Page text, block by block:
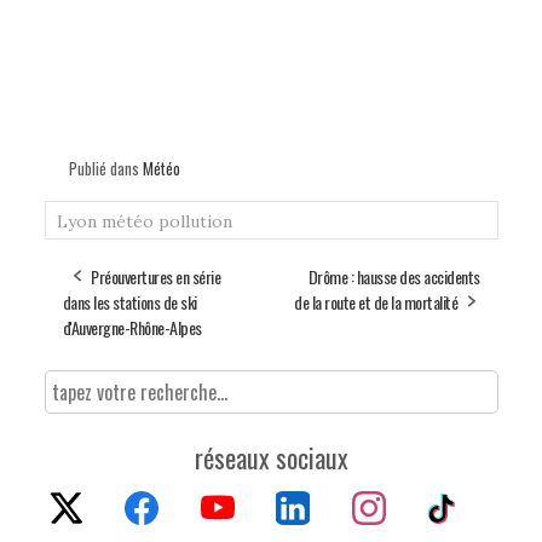
Publié dans Météo
Lyon météo pollution
Préouvertures en série
dans les stations de ski
d'Auvergne-Rhône-Alpes
Drôme : hausse des accidents
de la route et de la mortalité
réseaux sociaux